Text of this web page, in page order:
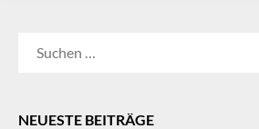
NEUESTE BEITRÄGE